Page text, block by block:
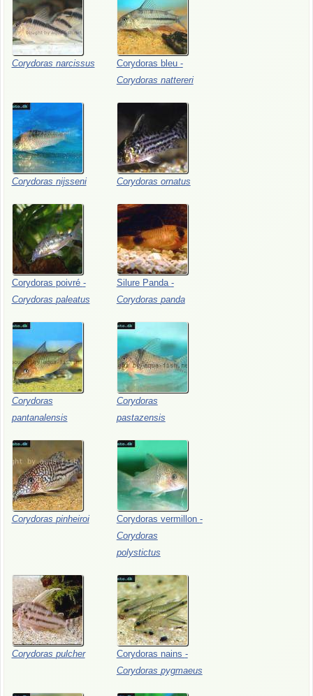
Corydoras narcissus Corydoras bleu -
Corydoras nattereri
Corydoras nijsseni Corydoras ornatus
Corydoras poivré -
Corydoras paleatus
Silure Panda -
Corydoras panda
Corydoras
pantanalensis
Corydoras
pastazensis
Corydoras pinheiroi Corydoras vermillon -
Corydoras
polystictus
Corydoras pulcher Corydoras nains -
Corydoras pygmaeus